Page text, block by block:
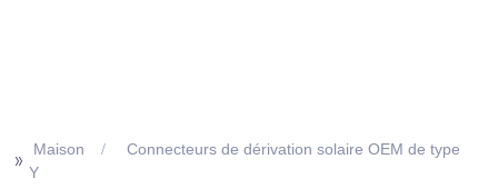
>> Maison
Connecteurs de dérivation solaire OEM de type
Y